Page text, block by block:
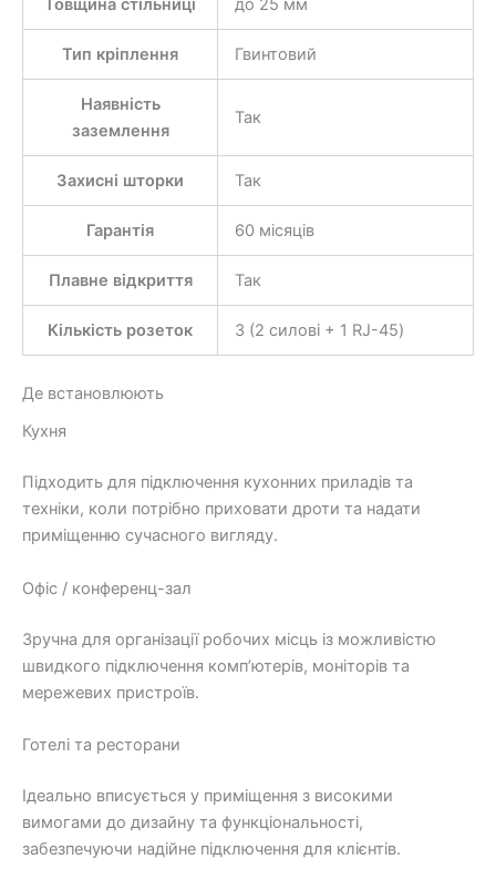
Товщина стільниці до 25 мм
Тип кріплення Гвинтовий
Наявність
заземлення
Так
Захисні шторки Так
Гарантія 60 місяців
Плавне відкриття Так
Кількість розеток 3 (2 силові + 1 RJ-45)
Де встановлюють
Кухня
Підходить для підключення кухонних приладів та
техніки, коли потрібно приховати дроти та надати
приміщенню сучасного вигляду.
Офіс / конференц-зал
Зручна для організації робочих місць із можливістю
швидкого підключення комп’ютерів, моніторів та
мережевих пристроїв.
Готелі та ресторани
Ідеально вписується у приміщення з високими
вимогами до дизайну та функціональності,
забезпечуючи надійне підключення для клієнтів.